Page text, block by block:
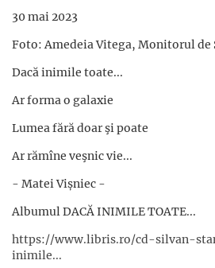
30 mai 2023
Foto: Amedeia Vitega, Monitorul de
Dacă inimile toate...
Ar forma o galaxie
Lumea fără doar şi poate
Ar rămîne veşnic vie...
- Matei Vișniec -
Albumul DACĂ INIMILE TOATE...
https://www.libris.ro/cd-silvan-
inimile...